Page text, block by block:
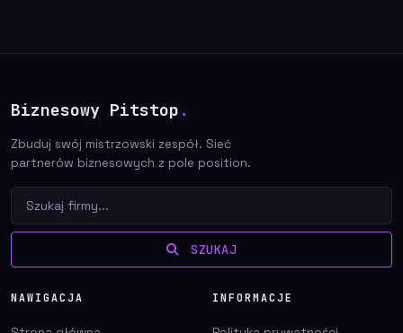
Biznesowy Pitstop .
Zbuduj swój mistrzowski zespół. Sieć
partnerów biznesowych z pole position.
SZUKAJ
NAWIGACJA INFORMACJE